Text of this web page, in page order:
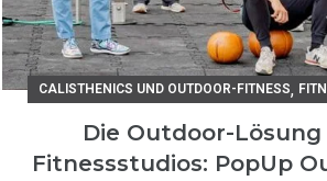
CALISTHENICS UND OUTDOOR-FITNESS,
Die Outdoor-
Fitnessstudios: PopUp